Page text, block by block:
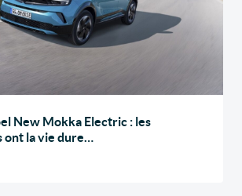
New Mokka Electric : les
ont la vie dure…